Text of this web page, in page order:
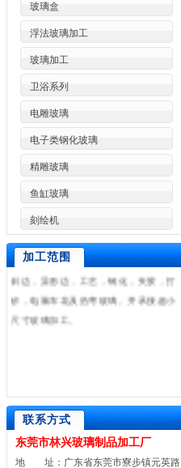
玻璃盒
浮法玻璃加工
玻璃加工
卫浴系列
电雕玻璃
电子类钢化玻璃
精雕玻璃
鱼缸玻璃
刻绘机
加工范围
东莞市林兴玻璃制品加工厂是一家专业
加工各种高难度特种玻璃,东莞玻璃加工,
东莞玻璃深加工,东莞玻璃加工设备,东莞
玻璃加工厂,浮法玻璃加工,艺术玻璃加
工,玻璃制品厂,广州玻璃加工,深圳玻璃
加工,惠州玻璃加工等.是东莞玻璃加工厂
很具竞争力和影响力的大型玻璃加工
厂.2-19厘白玻及各类银镜开介，直边，
联系方式
东莞市林兴玻璃制品加工厂
地 址：广东省东莞市寮步镇元英路